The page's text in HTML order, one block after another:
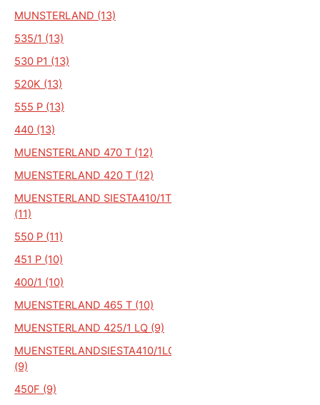
MUNSTERLAND (13)
535/1 (13)
530 P1 (13)
520K (13)
555 P (13)
440 (13)
MUENSTERLAND 470 T (12)
MUENSTERLAND 420 T (12)
MUENSTERLAND SIESTA410/1T
(11)
550 P (11)
451 P (10)
400/1 (10)
MUENSTERLAND 465 T (10)
MUENSTERLAND 425/1 LQ (9)
MUENSTERLANDSIESTA410/1LQ
(9)
450F (9)